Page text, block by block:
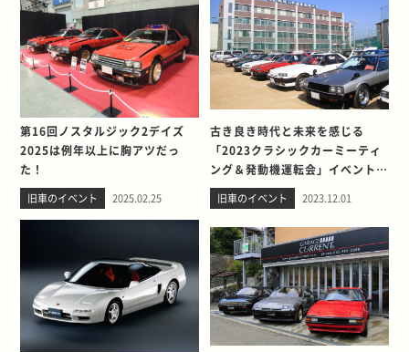
第16回ノスタルジック2デイズ
2025は例年以上に胸アツだっ
た！
旧車のイベント 2025.02.25
古き良き時代と未来を感じる
「2023クラシックカーミーティ
ング＆発動機運転会」イベントレ
ポート
旧車のイベント 2023.12.01